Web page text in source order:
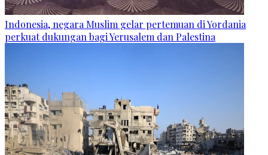
Indonesia, negara Muslim gelar pertemuan di Yordania
perkuat dukungan bagi Yerusalem dan Palestina